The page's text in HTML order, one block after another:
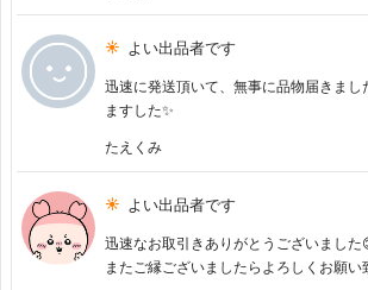
よい出品者です
迅速に発送頂いて、無事に品物届きま
ますした✨
たえくみ
よい出品者です
迅速なお取引きありがとうございました
またご縁ございましたらよろしくお願い